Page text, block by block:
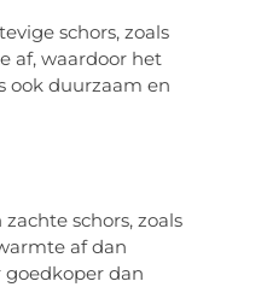
schors, zoals
af, waardoor het
ook duurzaam en
schors, zoals
af dan
dan